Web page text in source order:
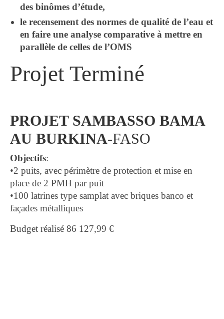
des binômes d’étude,
le recensement des normes de qualité de l’eau et
en faire une analyse comparative à mettre en
parallèle de celles de l’OMS
Projet Terminé
PROJET SAMBASSO BAMA
AU BURKINA-FASO
Objectifs:
•2 puits, avec périmètre de protection et mise en
place de 2 PMH par puit
•100 latrines type samplat avec briques banco et
façades métalliques
Budget réalisé 86 127,99 €